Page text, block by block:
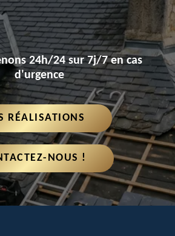
24h/24 sur 7j/7 en cas
d'urgence
RÉALISATIONS
NOUS !